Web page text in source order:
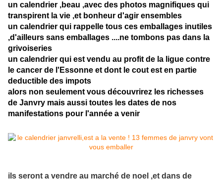
un calendrier ,beau ,avec des photos magnifiques qui
transpirent la vie ,et bonheur d'agir ensembles
un calendrier qui rappelle tous ces emballages inutiles
,d'ailleurs sans emballages ....ne tombons pas dans la
grivoiseries
un calendrier qui est vendu au profit de la ligue contre
le cancer de l'Essonne et dont le cout est en partie
deductible des impots
alors non seulement vous découvrirez les richesses
de Janvry mais aussi toutes les dates de nos
manifestations pour l'année a venir
ils seront a vendre au marché de noel ,et dans de